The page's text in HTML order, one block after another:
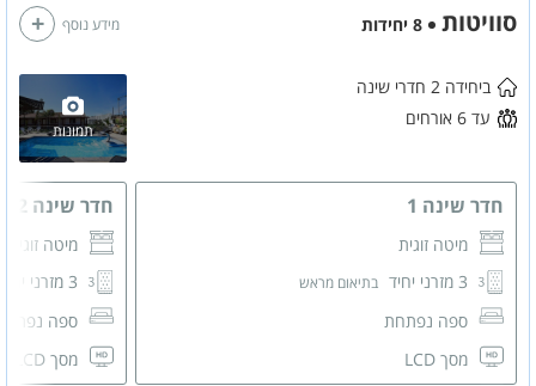
סוויטות 8 יחידות
תמונות
ביחידה 2 חדרי שינה
עד 6 אורחים
חדר שינה 1
מיטה זוגית
3 מזרני יחיד
בתיאום מראש
ספה נפתחת
מסך LCD
חדר שינה 2
מיטה זוגית
3 מזרני יחיד
ספה
מסך LCD
מידע נוסף